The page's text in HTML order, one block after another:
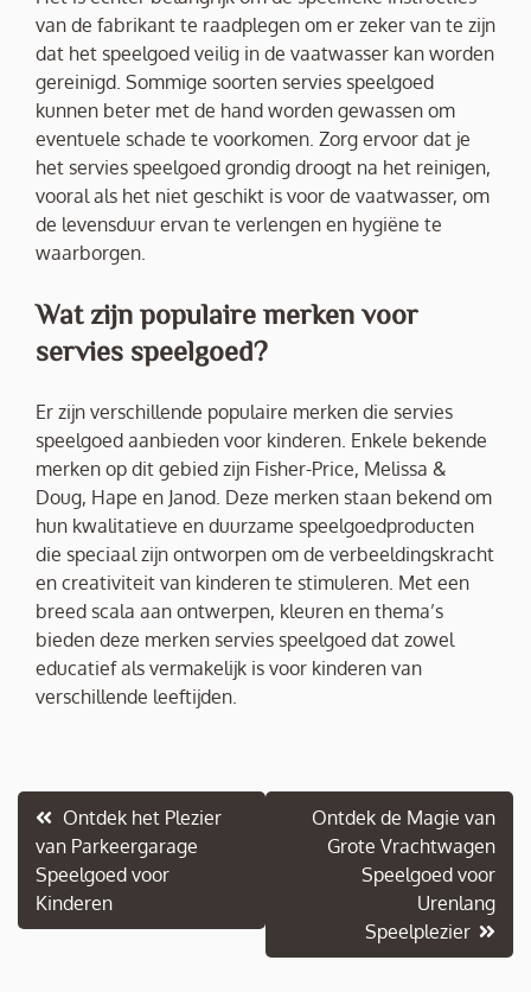
van de fabrikant te raadplegen om er zeker van te zijn
dat het speelgoed veilig in de vaatwasser kan worden
gereinigd. Sommige soorten servies speelgoed
kunnen beter met de hand worden gewassen om
eventuele schade te voorkomen. Zorg ervoor dat je
het servies speelgoed grondig droogt na het reinigen,
vooral als het niet geschikt is voor de vaatwasser, om
de levensduur ervan te verlengen en hygiëne te
waarborgen.
Wat zijn populaire merken voor
servies speelgoed?
Er zijn verschillende populaire merken die servies
speelgoed aanbieden voor kinderen. Enkele bekende
merken op dit gebied zijn Fisher-Price, Melissa &
Doug, Hape en Janod. Deze merken staan bekend om
hun kwalitatieve en duurzame speelgoedproducten
die speciaal zijn ontworpen om de verbeeldingskracht
en creativiteit van kinderen te stimuleren. Met een
breed scala aan ontwerpen, kleuren en thema’s
bieden deze merken servies speelgoed dat zowel
educatief als vermakelijk is voor kinderen van
verschillende leeftijden.
Berichtnavigatie
Ontdek het Plezier
van Parkeergarage
Speelgoed voor
Kinderen
Ontdek de Magie van
Grote Vrachtwagen
Speelgoed voor
Urenlang
Speelplezier